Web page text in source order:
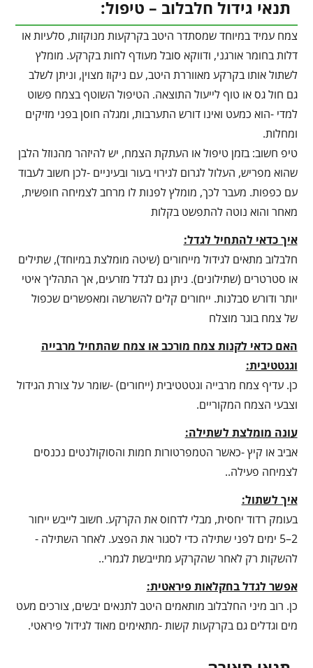
תנאי גידול חלבלוב – טיפול:
צמח עמיד במיוחד שמסתדר היטב בקרקעות מנוקזות, סלעיות או
דלות בחומר אורגני, ודווקא סובל מעודף לחות בקרקע. מומלץ
לשתול אותו בקרקע מאווררת היטב, עם ניקוז מצוין, וניתן לשלב
גם חול גס או טוף לייעול התוצאה. הטיפול השוטף בצמח פשוט
למדי -הוא כמעט ואינו דורש התערבות, ומגלה חוסן בפני מזיקים
ומחלות.
טיפ חשוב: בזמן טיפול או העתקת הצמח, יש להיזהר מהנוזל הלבן
שהוא מפריש, העלול לגרום לגירוי בעור ובעיניים -לכן חשוב לעבוד
עם כפפות. מעבר לכך, מומלץ לפנות לו מרחב לצמיחה חופשית,
מאחר והוא נוטה להתפשט בקלות
איך כדאי להתחיל לגדל:
חלבלוב מתאים לגידול מייחורים (שיטה מומלצת במיוחד), שתילים
או סטרטרים (שתילונים). ניתן גם לגדל מזרעים, אך התהליך איטי
יותר ודורש סבלנות. ייחורים קלים להשרשה ומאפשרים שכפול
של צמח בוגר מוצלח
האם כדאי לקנות צמח מורכב או צמח שהתחיל מרבייה
וגגטטיבית:
כן. עדיף צמח מרבייה וגטטטיבית (ייחורים) -שומר על צורת הגידול
וצבעי הצמח המקוריים.
עונה מומלצת לשתילה:
אביב או קיץ -כאשר הטמפרטורות חמות והסוקולנטים נכנסים
לצמיחה פעילה..
איך לשתול:
בעומק רדוד יחסית, מבלי לדחוס את הקרקע. חשוב לייבש ייחור
2–5 ימים לפני שתילה כדי לסגור את הפצע. לאחר השתילה -
להשקות רק לאחר שהקרקע מתייבשת לגמרי..
אפשר לגדל בחקלאות פיראטית:
כן. רוב מיני החלבלוב מותאמים היטב לתנאים יבשים, צורכים מעט
מים וגדלים גם בקרקעות קשות -מתאימים מאוד לגידול פיראטי.